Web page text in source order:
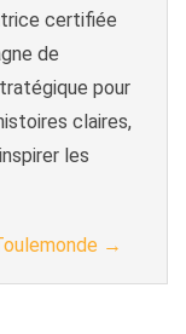
certifiée
de
pour
claires,
les
→